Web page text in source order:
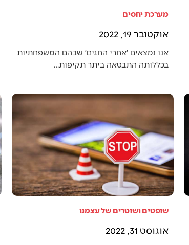
מערכת יחסים
אוקטובר 19, 2022
אנו נמצאים ׳אחרי החגים׳ שבהם המשפחתיות
בכללותה התבטאה ביתר תקיפות…
שופטים ושוטרים של עצמנו
אוגוסט 31, 2022